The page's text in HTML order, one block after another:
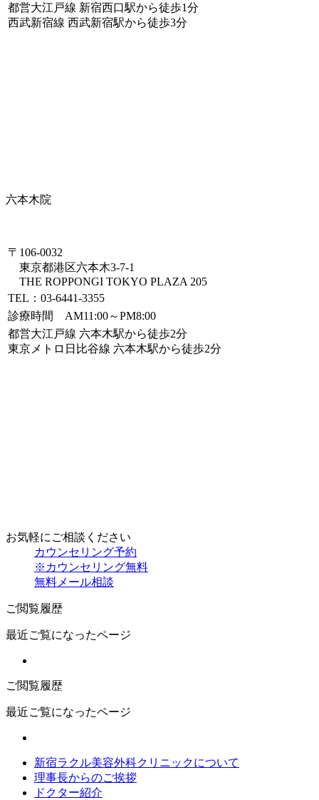
都営大江戸線 新宿西口駅から徒歩1分
西武新宿線 西武新宿駅から徒歩3分
六本木院
〒106-0032
東京都港区六本木3-7-1
THE ROPPONGI TOKYO PLAZA 205
TEL：03-6441-3355
診療時間 AM11:00～PM8:00
都営大江戸線 六本木駅から徒歩2分
東京メトロ日比谷線 六本木駅から徒歩2分
お気軽にご相談ください
カウンセリング予約
※カウンセリング無料
無料メール相談
ご閲覧履歴
最近ご覧になったページ
ご閲覧履歴
最近ご覧になったページ
新宿ラクル美容外科クリニックについて
理事長からのご挨拶
ドクター紹介